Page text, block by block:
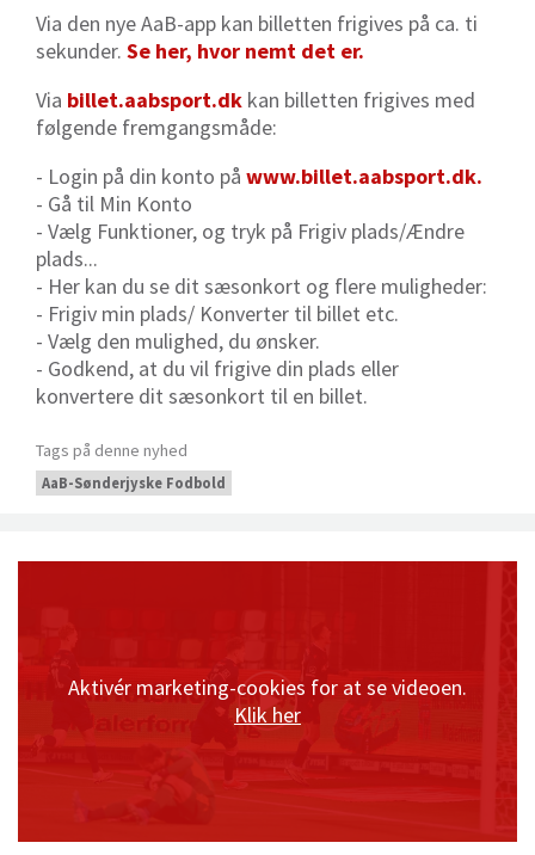
Via den nye AaB-app kan billetten frigives på ca. ti
sekunder. Se her, hvor nemt det er.
Via billet.aabsport.dk kan billetten frigives med
følgende fremgangsmåde:
- Login på din konto på www.billet.aabsport.dk.
- Gå til Min Konto
- Vælg Funktioner, og tryk på Frigiv plads/Ændre
plads...
- Her kan du se dit sæsonkort og flere muligheder:
- Frigiv min plads/ Konverter til billet etc.
- Vælg den mulighed, du ønsker.
- Godkend, at du vil frigive din plads eller
konvertere dit sæsonkort til en billet.
Tags på denne nyhed
AaB-Sønderjyske Fodbold
Aktivér marketing-cookies for at se videoen.
Klik her